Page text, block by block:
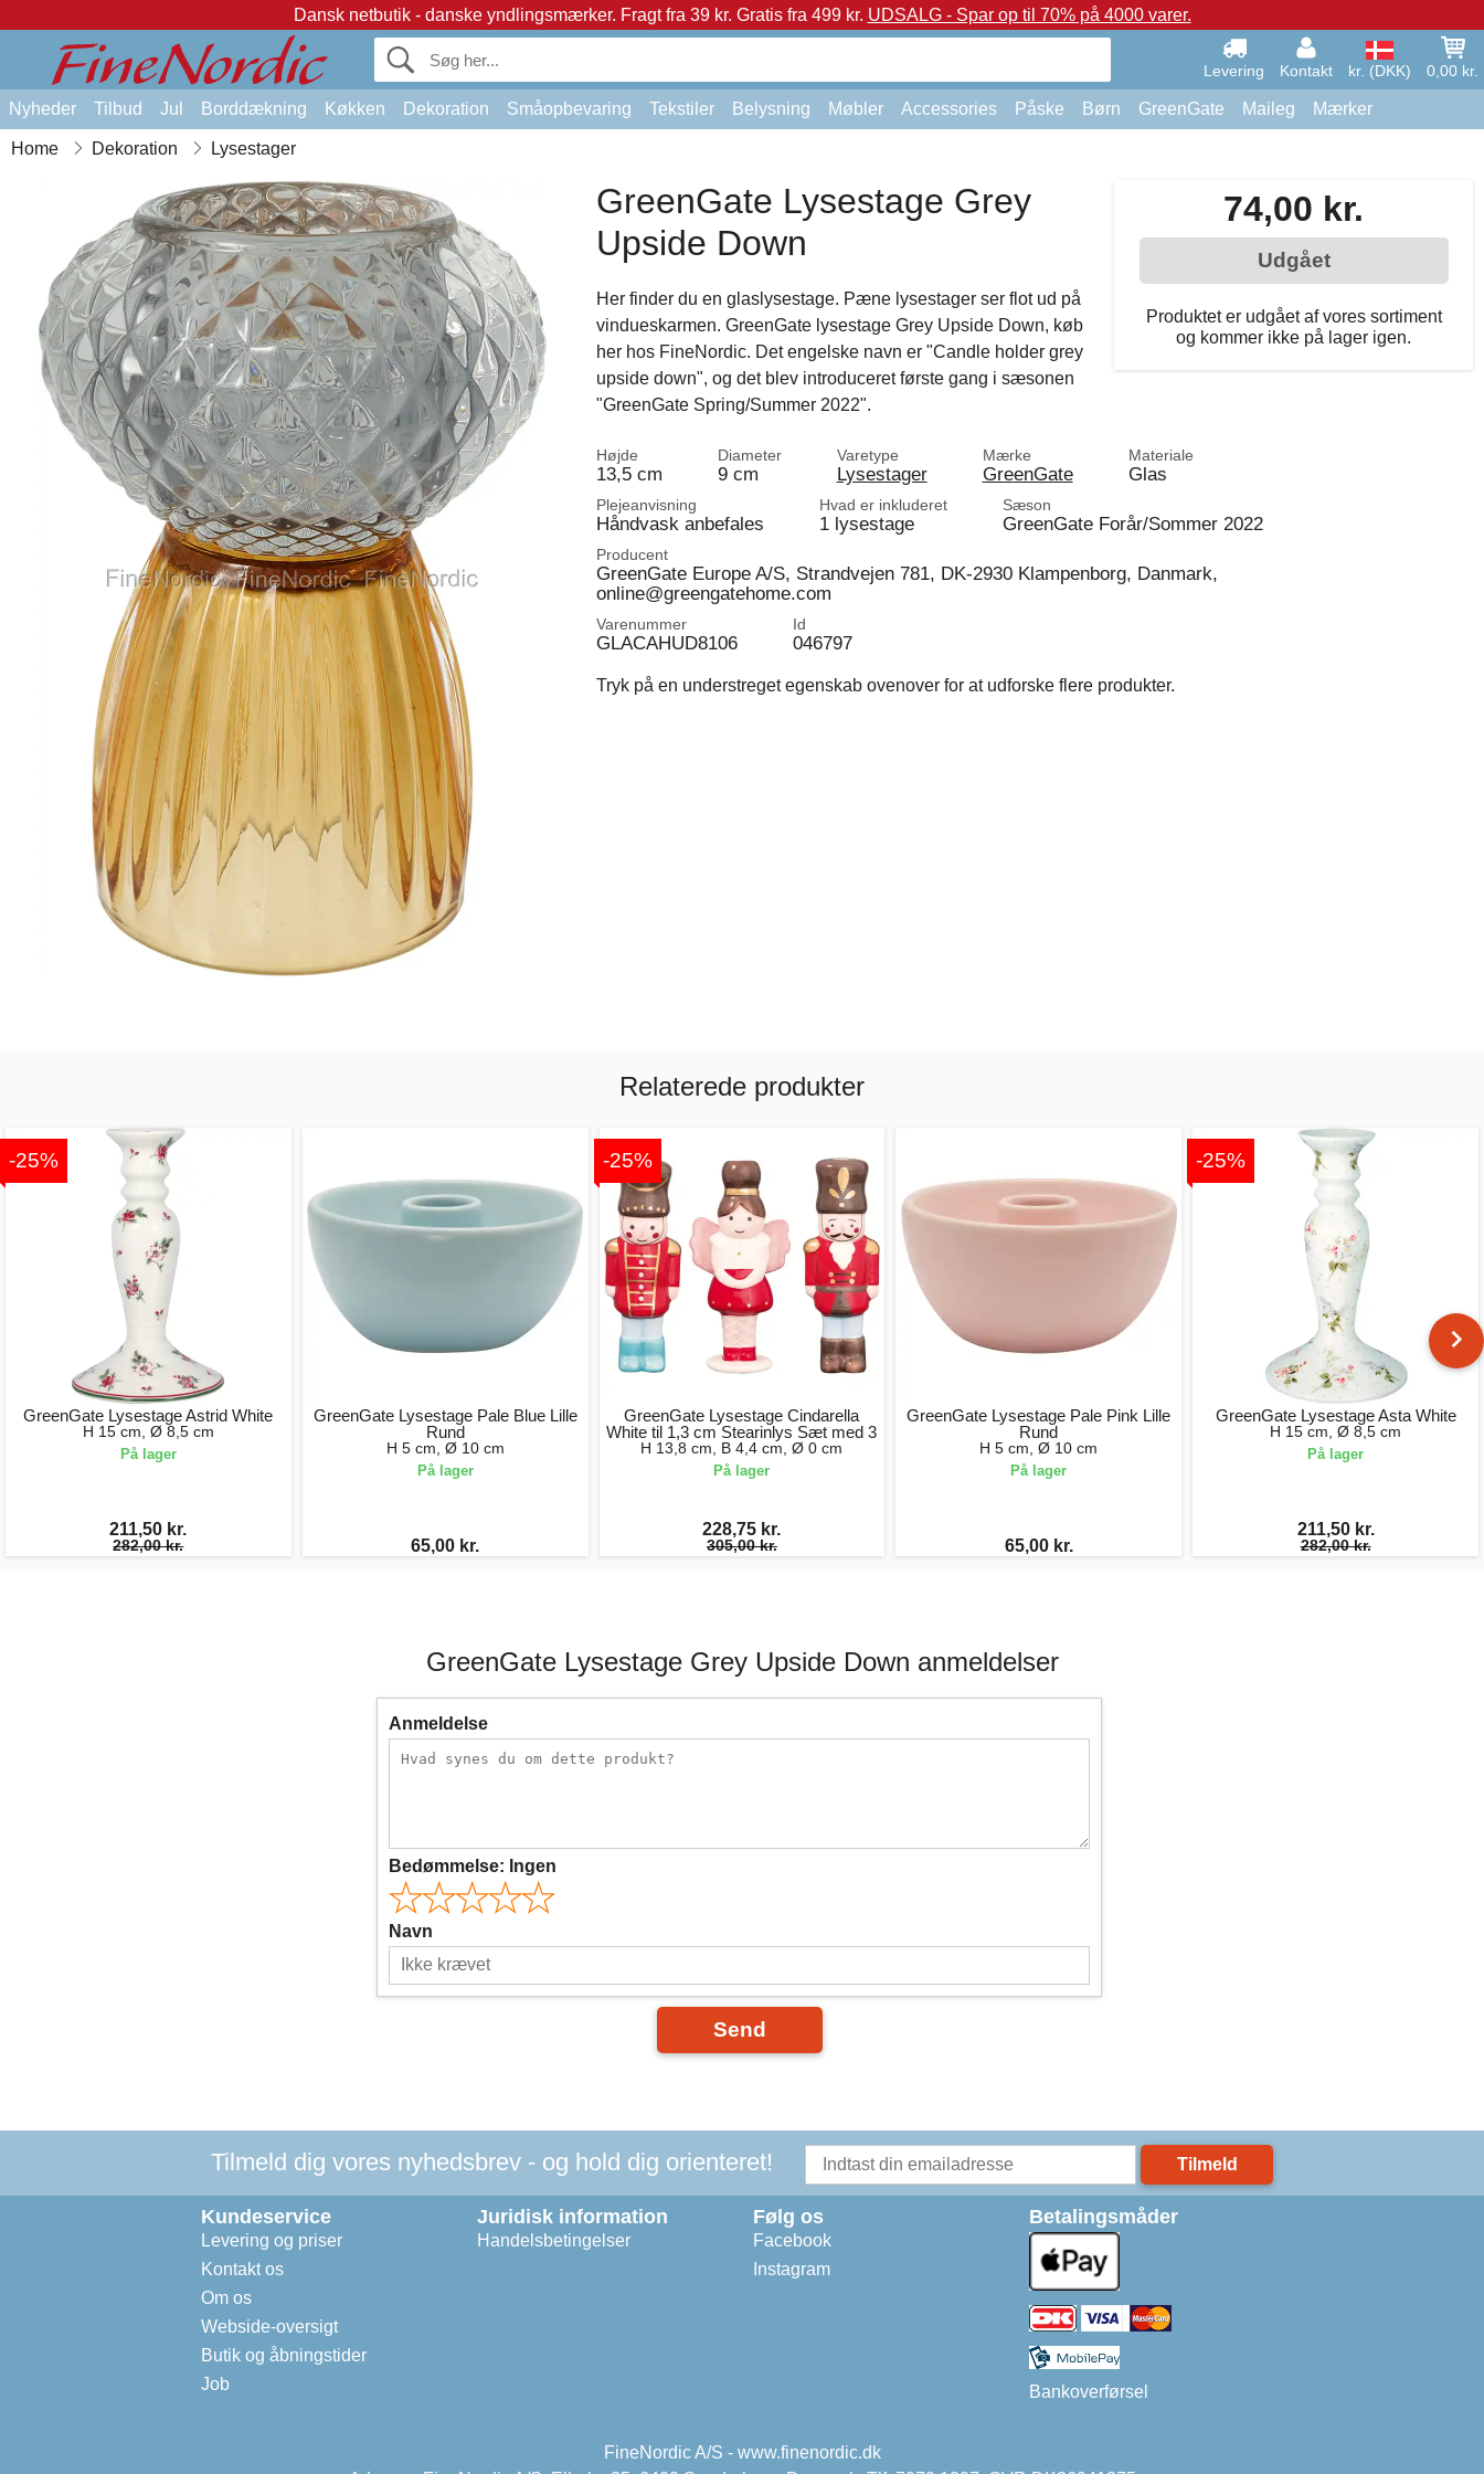
Dansk netbutik - danske yndlingsmærker. Fragt fra 39 kr. Gratis fra 499 kr. UDSALG - Spar op til 70% på 4000 varer.
Levering Kontakt kr. (DKK) 0,00 kr.
Nyheder Tilbud Jul Borddækning Køkken Dekoration Småopbevaring Tekstiler Belysning Møbler Accessories Påske Børn GreenGate Maileg Mærker
Home Dekoration Lysestager
74,00 kr.
Udgået
Produktet er udgået af vores sortiment
og kommer ikke på lager igen.
GreenGate Lysestage Grey
Upside Down
Her finder du en glaslysestage. Pæne lysestager ser flot ud på
vindueskarmen. GreenGate lysestage Grey Upside Down, køb
her hos FineNordic. Det engelske navn er "Candle holder grey
upside down", og det blev introduceret første gang i sæsonen
"GreenGate Spring/Summer 2022".
Højde
13,5 cm
Diameter
9 cm
Varetype
Lysestager
Mærke
GreenGate
Materiale
Glas
Plejeanvisning
Håndvask anbefales
Hvad er inkluderet
1 lysestage
Sæson
GreenGate Forår/Sommer 2022
Producent
GreenGate Europe A/S, Strandvejen 781, DK-2930 Klampenborg, Danmark,
online@greengatehome.com
Varenummer
GLACAHUD8106
Id
046797
Tryk på en understreget egenskab ovenover for at udforske flere produkter.
Relaterede produkter
-25%
GreenGate Lysestage Astrid White
H 15 cm, Ø 8,5 cm
På lager
211,50 kr.
282,00 kr.
GreenGate Lysestage Pale Blue Lille
Rund
H 5 cm, Ø 10 cm
På lager
65,00 kr.
-25%
GreenGate Lysestage Cindarella
White til 1,3 cm Stearinlys Sæt med 3
H 13,8 cm, B 4,4 cm, Ø 0 cm
På lager
228,75 kr.
305,00 kr.
GreenGate Lysestage Pale Pink Lille
Rund
H 5 cm, Ø 10 cm
På lager
65,00 kr.
-25%
GreenGate Lysestage Asta White
H 15 cm, Ø 8,5 cm
På lager
211,50 kr.
282,00 kr.
GreenGate Lysestage Grey Upside Down anmeldelser
Anmeldelse
Bedømmelse: Ingen
Navn
Send
Tilmeld dig vores nyhedsbrev - og hold dig orienteret! Tilmeld
Kundeservice
Levering og priser
Kontakt os
Om os
Webside-oversigt
Butik og åbningstider
Job
Juridisk information
Handelsbetingelser
Følg os
Facebook
Instagram
Betalingsmåder
Bankoverførsel
FineNordic A/S - www.finenordic.dk